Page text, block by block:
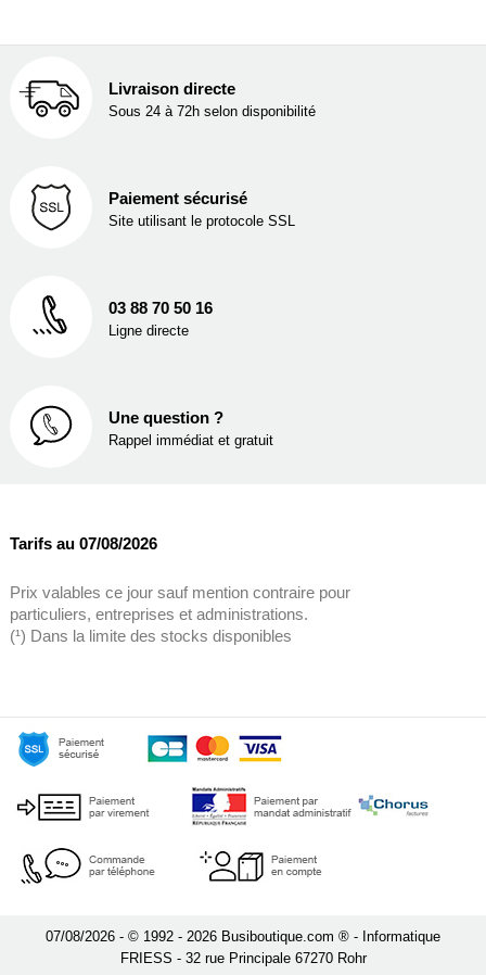
Livraison directe
Sous 24 à 72h selon disponibilité
Paiement sécurisé
Site utilisant le protocole SSL
03 88 70 50 16
Ligne directe
Une question ?
Rappel immédiat et gratuit
Tarifs au 07/08/2026
Prix valables ce jour sauf mention contraire pour
particuliers, entreprises et administrations.
(¹) Dans la limite des stocks disponibles
07/08/2026 - © 1992 - 2026 Busiboutique.com ® - Informatique
FRIESS - 32 rue Principale 67270 Rohr